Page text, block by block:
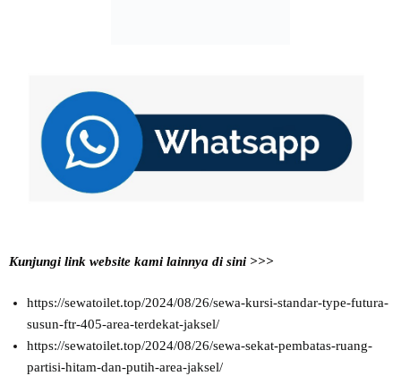
Kunjungi link website kami lainnya di sini >>>
https://sewatoilet.top/2024/08/26/sewa-kursi-standar-type-futura-
susun-ftr-405-area-terdekat-jaksel/
https://sewatoilet.top/2024/08/26/sewa-sekat-pembatas-ruang-
partisi-hitam-dan-putih-area-jaksel/